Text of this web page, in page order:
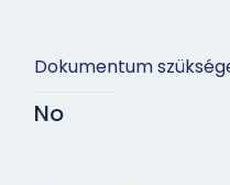
Dokumentum
No